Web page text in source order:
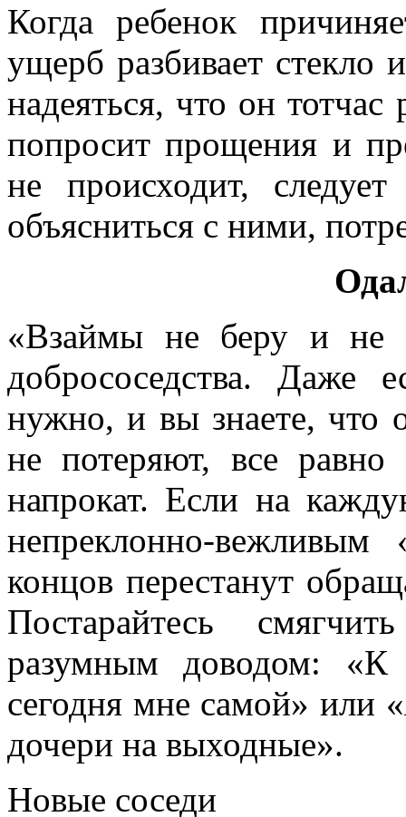
Когда ребенок
ущерб разбивает стекло
надеяться, что он
попросит прощения и
не происходит,
объясниться с ними,
«Взаймы не беру и не
добрососедства. Даже
нужно, и вы знаете, что
не потеряют, все
напрокат. Если на
непреклонно-
концов перестанут
Постарайтесь
разумным доводом: «К
сегодня мне самой» или
дочери на выходные».
Новые соседи